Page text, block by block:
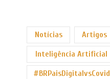
Notícias Artigos
Inteligência Artificial
#BRPaisDigitalvsCovid